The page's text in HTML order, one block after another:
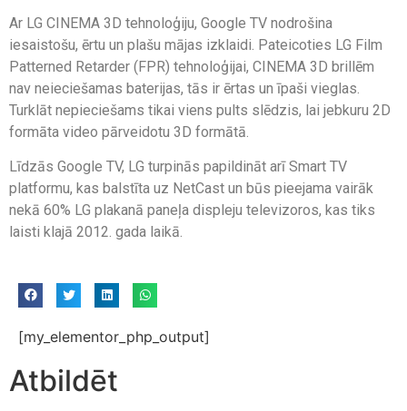
Ar LG CINEMA 3D tehnoloģiju, Google TV nodrošina
iesaistošu, ērtu un plašu mājas izklaidi. Pateicoties LG Film
Patterned Retarder (FPR) tehnoloģijai, CINEMA 3D brillēm
nav neieciešamas baterijas, tās ir ērtas un īpaši vieglas.
Turklāt nepieciešams tikai viens pults slēdzis, lai jebkuru 2D
formāta video pārveidotu 3D formātā.
Līdzās Google TV, LG turpinās papildināt arī Smart TV
platformu, kas balstīta uz NetCast un būs pieejama vairāk
nekā 60% LG plakanā paneļa displeju televizoros, kas tiks
laisti klajā 2012. gada laikā.
[my_elementor_php_output]
Atbildēt